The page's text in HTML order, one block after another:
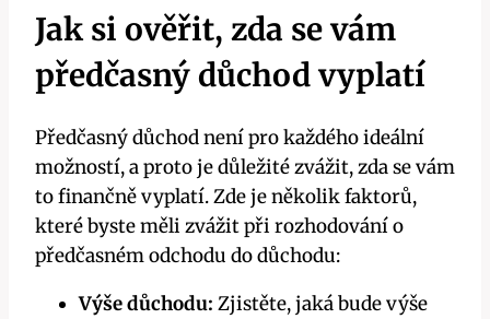
Jak si ověřit, zda se vám
předčasný důchod vyplatí
Předčasný důchod není pro každého ideální
možností, a proto je důležité zvážit, zda se vám
to finančně vyplatí. Zde je několik faktorů,
které byste měli zvážit při rozhodování o
předčasném odchodu do důchodu:
Výše důchodu: Zjistěte, jaká bude výše